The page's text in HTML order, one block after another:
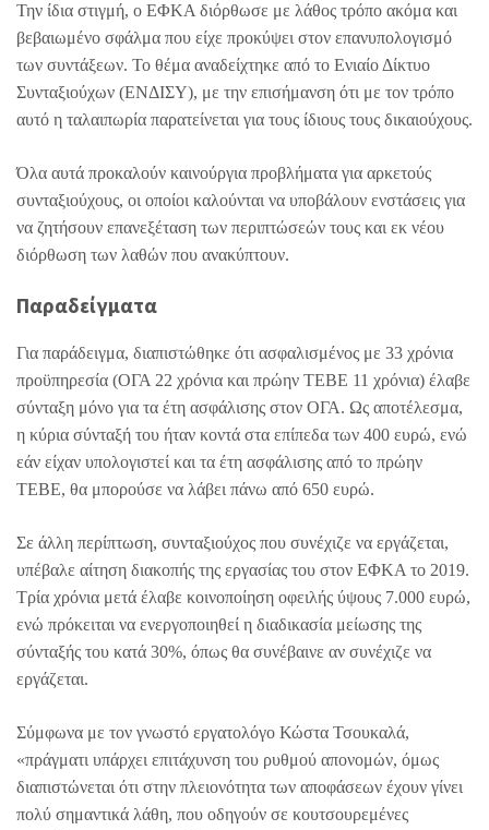
Την ίδια στιγμή, ο ΕΦΚΑ διόρθωσε με λάθος τρόπο ακόμα και
βεβαιωμένο σφάλμα που είχε προκύψει στον επανυπολογισμό
των συντάξεων. Το θέμα αναδείχτηκε από το Ενιαίο Δίκτυο
Συνταξιούχων (ΕΝΔΙΣΥ), με την επισήμανση ότι με τον τρόπο
αυτό η ταλαιπωρία παρατείνεται για τους ίδιους τους δικαιούχους.
Όλα αυτά προκαλούν καινούργια προβλήματα για αρκετούς
συνταξιούχους, οι οποίοι καλούνται να υποβάλουν ενστάσεις για
να ζητήσουν επανεξέταση των περιπτώσεών τους και εκ νέου
διόρθωση των λαθών που ανακύπτουν.
Παραδείγματα
Για παράδειγμα, διαπιστώθηκε ότι ασφαλισμένος με 33 χρόνια
προϋπηρεσία (ΟΓΑ 22 χρόνια και πρώην ΤΕΒΕ 11 χρόνια) έλαβε
σύνταξη μόνο για τα έτη ασφάλισης στον ΟΓΑ. Ως αποτέλεσμα,
η κύρια σύνταξή του ήταν κοντά στα επίπεδα των 400 ευρώ, ενώ
εάν είχαν υπολογιστεί και τα έτη ασφάλισης από το πρώην
ΤΕΒΕ, θα μπορούσε να λάβει πάνω από 650 ευρώ.
Σε άλλη περίπτωση, συνταξιούχος που συνέχιζε να εργάζεται,
υπέβαλε αίτηση διακοπής της εργασίας του στον ΕΦΚΑ το 2019.
Τρία χρόνια μετά έλαβε κοινοποίηση οφειλής ύψους 7.000 ευρώ,
ενώ πρόκειται να ενεργοποιηθεί η διαδικασία μείωσης της
σύνταξής του κατά 30%, όπως θα συνέβαινε αν συνέχιζε να
εργάζεται.
Σύμφωνα με τον γνωστό εργατολόγο Κώστα Τσουκαλά,
«πράγματι υπάρχει επιτάχυνση του ρυθμού απονομών, όμως
διαπιστώνεται ότι στην πλειονότητα των αποφάσεων έχουν γίνει
πολύ σημαντικά λάθη, που οδηγούν σε κουτσουρεμένες